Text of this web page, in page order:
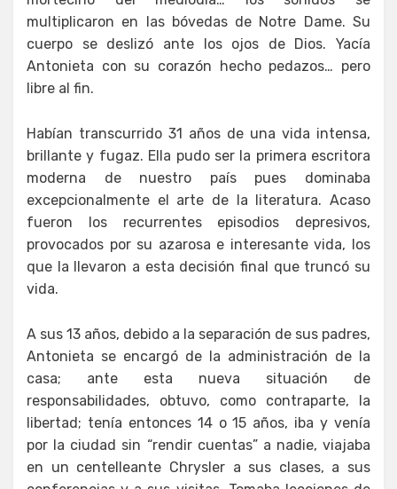
multiplicaron en las bóvedas de Notre Dame. Su
cuerpo se deslizó ante los ojos de Dios. Yacía
Antonieta con su corazón hecho pedazos… pero
libre al fin.
Habían transcurrido 31 años de una vida intensa,
brillante y fugaz. Ella pudo ser la primera escritora
moderna de nuestro país pues dominaba
excepcionalmente el arte de la literatura. Acaso
fueron los recurrentes episodios depresivos,
provocados por su azarosa e interesante vida, los
que la llevaron a esta decisión final que truncó su
vida.
A sus 13 años, debido a la separación de sus padres,
Antonieta se encargó de la administración de la
casa; ante esta nueva situación de
responsabilidades, obtuvo, como contraparte, la
libertad; tenía entonces 14 o 15 años, iba y venía
por la ciudad sin “rendir cuentas” a nadie, viajaba
en un centelleante Chrysler a sus clases, a sus